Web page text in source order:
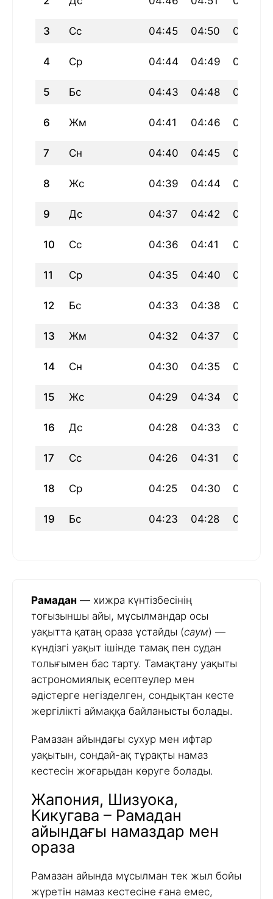
3 Сс 04:45 04:50 06:14
4 Ср 04:44 04:49 06:13
5 Бс 04:43 04:48 06:11
6 Жм 04:41 04:46 06:10
7 Сн 04:40 04:45 06:09
8 Жс 04:39 04:44 06:07
9 Дс 04:37 04:42 06:06
10 Сс 04:36 04:41 06:05
11 Ср 04:35 04:40 06:03
12 Бс 04:33 04:38 06:02
13 Жм 04:32 04:37 06:01
14 Сн 04:30 04:35 05:59
15 Жс 04:29 04:34 05:58
16 Дс 04:28 04:33 05:57
17 Сс 04:26 04:31 05:55
18 Ср 04:25 04:30 05:54
19 Бс 04:23 04:28 05:52
Рамадан — хижра күнтізбесінің
тоғызыншы айы, мұсылмандар осы
уақытта қатаң ораза ұстайды (саум) —
күндізгі уақыт ішінде тамақ пен судан
толығымен бас тарту. Тамақтану уақыты
астрономиялық есептеулер мен
әдістерге негізделген, сондықтан кесте
жергілікті аймаққа байланысты болады.
Рамазан айындағы сухур мен ифтар
уақытын, сондай-ақ тұрақты намаз
кестесін жоғарыдан көруге болады.
Жапония, Шизуока,
Кикугава – Рамадан
айындағы намаздар мен
ораза
Рамазан айында мұсылман тек жыл бойы
жүретін намаз кестесіне ғана емес,